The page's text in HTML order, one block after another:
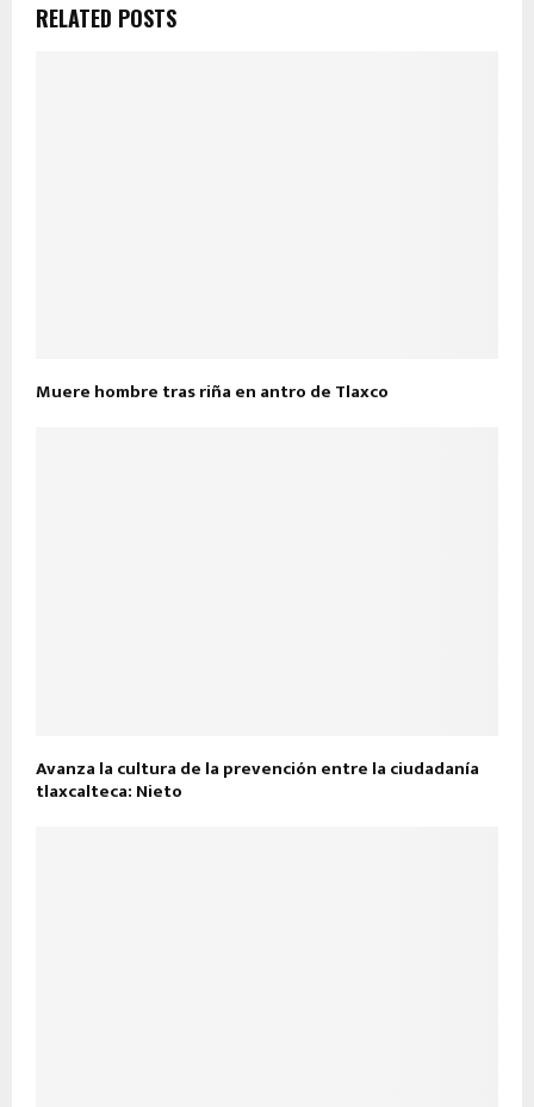
RELATED POSTS
Muere hombre tras riña en antro de Tlaxco
Avanza la cultura de la prevención entre la ciudadanía
tlaxcalteca: Nieto